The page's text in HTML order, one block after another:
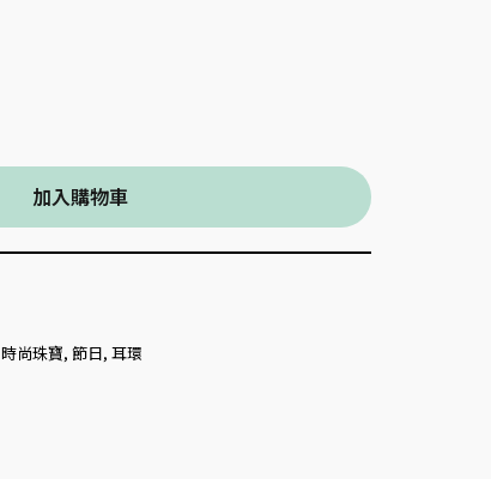
加入購物車
時尚珠寶, 節日, 耳環